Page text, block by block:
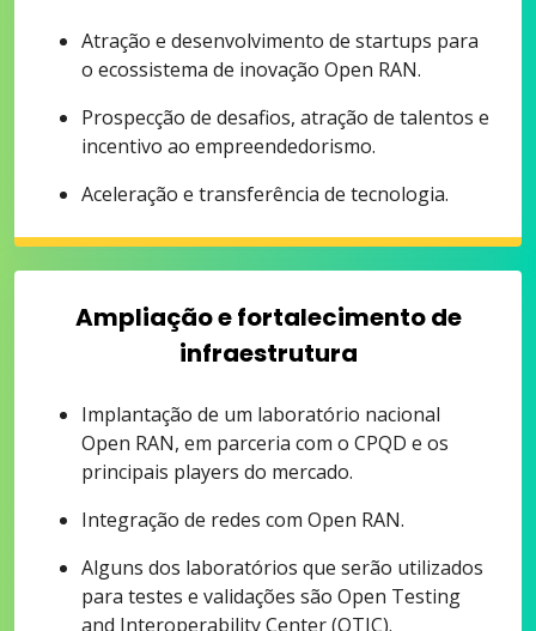
Atração e desenvolvimento de startups para
o ecossistema de inovação Open RAN.
Prospecção de desafios, atração de talentos e
incentivo ao empreendedorismo.
Aceleração e transferência de tecnologia.
Ampliação e fortalecimento de
infraestrutura
Implantação de um laboratório nacional
Open RAN, em parceria com o CPQD e os
principais players do mercado.
Integração de redes com Open RAN.
Alguns dos laboratórios que serão utilizados
para testes e validações são Open Testing
and Interoperability Center (OTIC).